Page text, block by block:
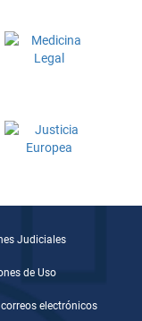
Judiciales
de Uso
electrónicos